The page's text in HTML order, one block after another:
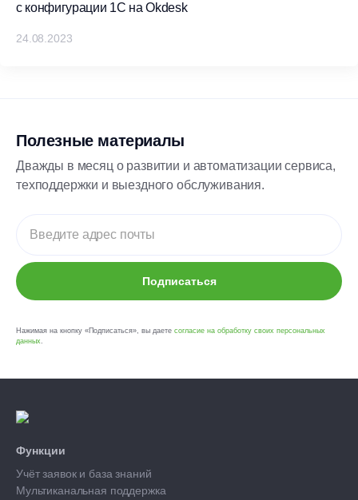
с конфигурации 1С на Okdesk
24.08.2023
Полезные материалы
Дважды в месяц о развитии и автоматизации сервиса,
техподдержки и выездного обслуживания.
Подписаться
Нажимая на кнопку «Подписаться», вы даете согласие на обработку своих персональных
данных.
Функции
Учёт заявок и база знаний
Мультиканальная поддержка